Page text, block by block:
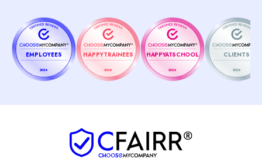
EMPLOYEES
2026
HAPPYTRAINEES
2026
HAPPYATSCHOOL
2026
CLIENTS
2026